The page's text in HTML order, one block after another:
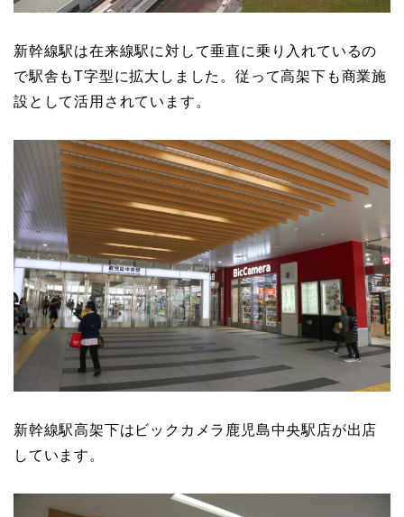
新幹線駅は在来線駅に対して垂直に乗り入れているの
で駅舎もT字型に拡大しました。従って高架下も商業施
設として活用されています。
新幹線駅高架下はビックカメラ鹿児島中央駅店が出店
しています。